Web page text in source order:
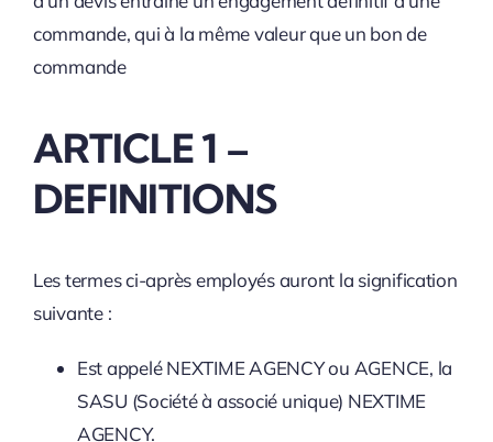
commande, qui à la même valeur que un bon de
commande
ARTICLE 1 –
DEFINITIONS
Les termes ci-après employés auront la signification
suivante :
Est appelé NEXTIME AGENCY ou AGENCE, la
SASU (Société à associé unique) NEXTIME
AGENCY.